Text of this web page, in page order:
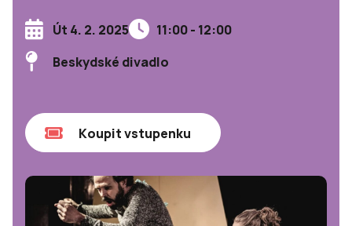
Út 4. 2. 2025
11:00 - 12:00
Beskydské divadlo
Koupit vstupenku